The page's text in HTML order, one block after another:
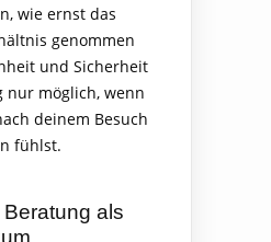
wie ernst das
genommen
und Sicherheit
möglich, wenn
deinem Besuch
fühlst.
als